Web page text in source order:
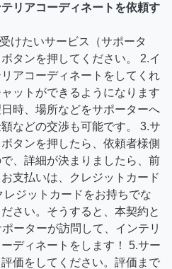
リアコーディネートを依頼す
けたいサービス（サポータ
タンを押してください。 2.イ
アコーディネートをしてくれ
ットができるようになります
時、場所などをサポーターへ
などの交渉も可能です。 3.サ
タンを押したら、依頼者様側
、詳細が決まりましたら、前
支払いは、クレジットカード
ジットカードをお持ちでな
さい。そうすると、本契約と
ーターが訪問して、インテリ
ディネートをします！ 5.サー
価をしてください。評価まで